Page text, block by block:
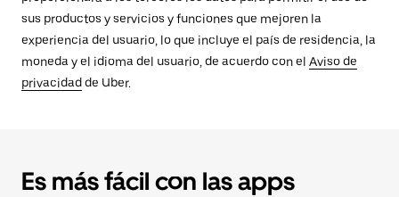
sus productos y servicios y funciones que mejoren la
experiencia del usuario, lo que incluye el país de residencia, la
moneda y el idioma del usuario, de acuerdo con el Aviso de
privacidad de Uber.
Es más fácil con las apps